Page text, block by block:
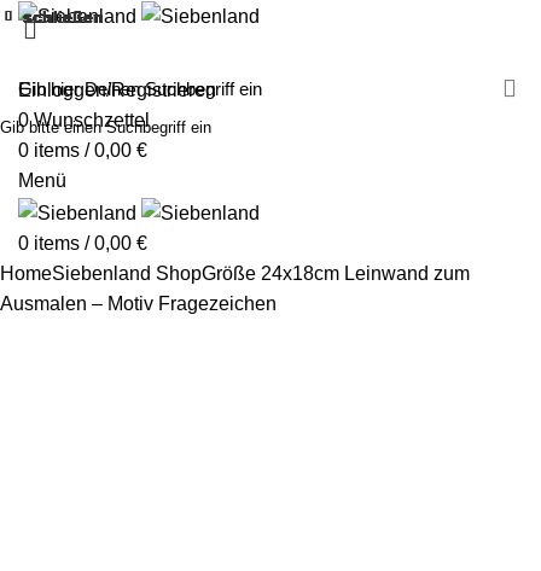
Einloggen/Registrieren
0Wunschzettel
0 items / 0,00 €
Menü
0 items / 0,00 €
HomeSiebenland ShopGröße 24x18cm Leinwand zum
Ausmalen – Motiv Fragezeichen
schließen
schließen
schließen
schließen
schließen
schließen
schließen
schließen
schließen
schließen
schließen
schließen
schließen
schließen
schließen
schließen
schließen
schließen
Gib bitte einen Suchbegriff ein